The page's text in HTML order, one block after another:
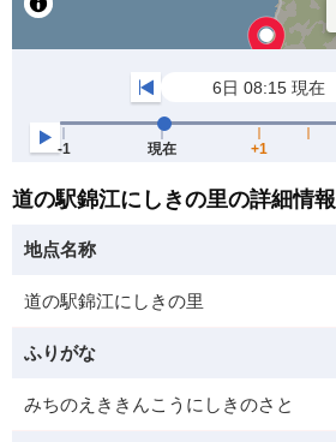
道の駅錦江にしきの里の詳細情報
地点名称
道の駅錦江にしきの里
ふりがな
みちのえききんこうにしきのさと